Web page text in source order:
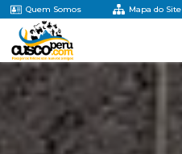
Quem Somos Mapa do Site